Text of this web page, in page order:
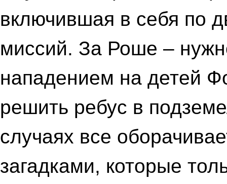
включившая в себя по
миссий. За Роше –
нападением на детей
решить ребус в
случаях все
загадками, которые